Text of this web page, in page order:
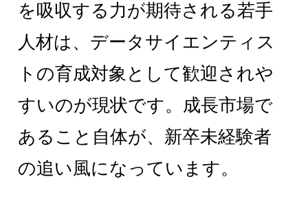
を吸収する力が期待される若手
人材は、データサイエンティス
トの育成対象として歓迎されや
すいのが現状です。成長市場で
あること自体が、新卒未経験者
の追い風になっています。